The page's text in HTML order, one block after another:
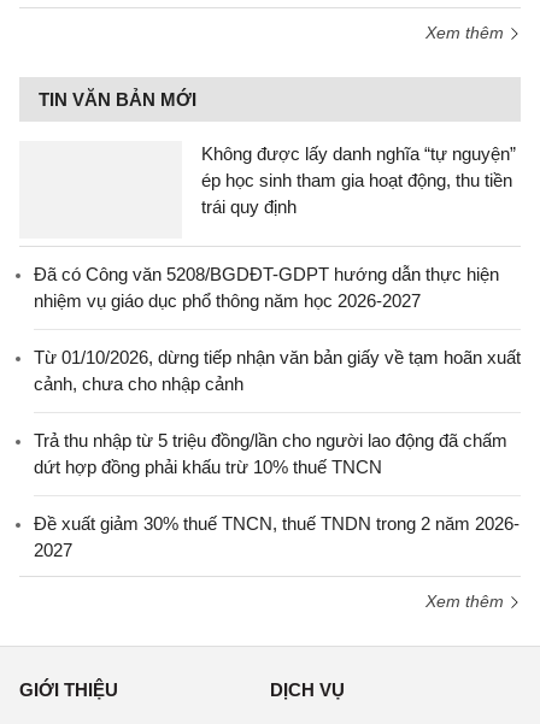
Xem thêm
TIN VĂN BẢN MỚI
Không được lấy danh nghĩa “tự nguyện”
ép học sinh tham gia hoạt động, thu tiền
trái quy định
Đã có Công văn 5208/BGDĐT-GDPT hướng dẫn thực hiện
nhiệm vụ giáo dục phổ thông năm học 2026-2027
Từ 01/10/2026, dừng tiếp nhận văn bản giấy về tạm hoãn xuất
cảnh, chưa cho nhập cảnh
Trả thu nhập từ 5 triệu đồng/lần cho người lao động đã chấm
dứt hợp đồng phải khấu trừ 10% thuế TNCN
Đề xuất giảm 30% thuế TNCN, thuế TNDN trong 2 năm 2026-
2027
Xem thêm
GIỚI THIỆU DỊCH VỤ